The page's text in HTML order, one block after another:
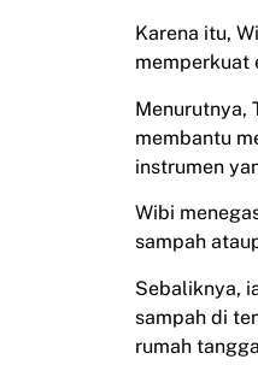
Karena itu,
memperkuat
Menurutnya,
membantu
instrumen
Wibi
sampah
Sebaliknya,
sampah di
rumah